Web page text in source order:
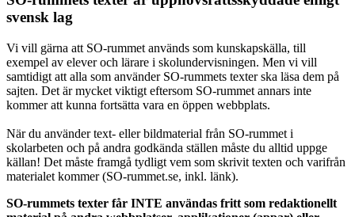
svensk lag
Vi vill gärna att SO-rummet används som kunskapskälla, till
exempel av elever och lärare i skolundervisningen. Men vi vill
samtidigt att alla som använder SO-rummets texter ska läsa dem på
sajten. Det är mycket viktigt eftersom SO-rummet annars inte
kommer att kunna fortsätta vara en öppen webbplats.
När du använder text- eller bildmaterial från SO-rummet i
skolarbeten och på andra godkända ställen måste du alltid uppge
källan! Det måste framgå tydligt vem som skrivit texten och varifrån
materialet kommer (SO-rummet.se, inkl. länk).
SO-rummets texter får INTE användas fritt som redaktionellt